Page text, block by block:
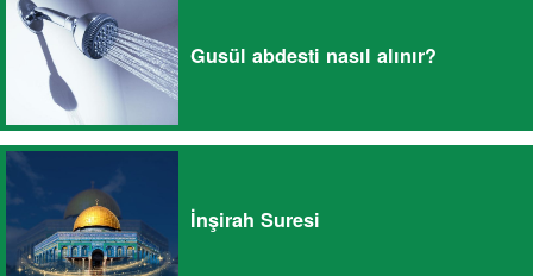
Gusül abdesti nasıl alınır?
İnşirah Suresi